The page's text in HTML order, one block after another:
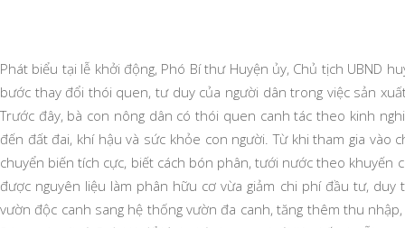
Phát biểu tại lễ khởi động, Phó Bí thư Huyện ủy, Chủ tịch UBND
bước thay đổi thói quen, tư duy của người dân trong việc sản
Trước đây, bà con nông dân có thói quen canh tác theo kinh
đến đất đai, khí hậu và sức khỏe con người. Từ khi tham gia vào
chuyển biến tích cực, biết cách bón phân, tưới nước theo khuyến
được nguyên liệu làm phân hữu cơ vừa giảm chi phí đầu tư,
vườn độc canh sang hệ thống vườn đa canh, tăng thêm thu